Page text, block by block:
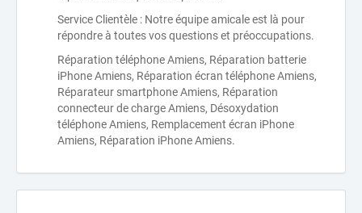
Service Clientèle : Notre équipe amicale est là pour
répondre à toutes vos questions et préoccupations.
Réparation téléphone Amiens, Réparation batterie
iPhone Amiens, Réparation écran téléphone Amiens,
Réparateur smartphone Amiens, Réparation
connecteur de charge Amiens, Désoxydation
téléphone Amiens, Remplacement écran iPhone
Amiens, Réparation iPhone Amiens.